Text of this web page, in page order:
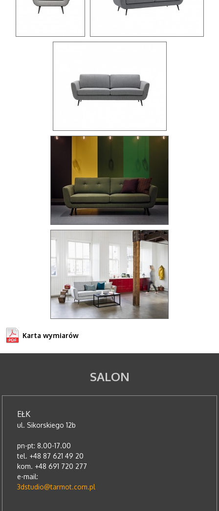
Karta wymiarów
SALON
EŁK
ul. Sikorskiego 12b
pn-pt: 8.00-17.00
tel. +48 87 621 49 20
kom. +48 691 720 277
e-mail:
3dstudio@tarmot.com.pl